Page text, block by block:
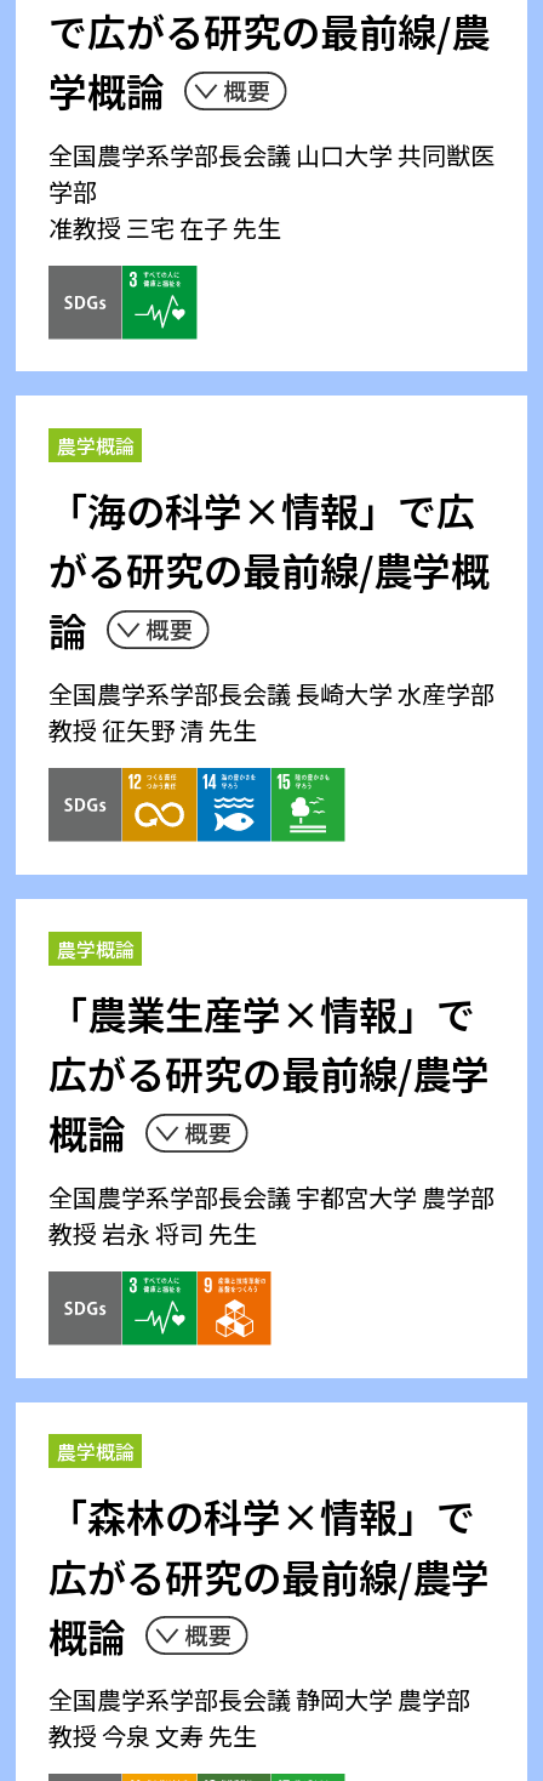
で広がる研究の最前線/農
学概論
全国農学系学部長会議 山口大学 共同獣医
学部
准教授 三宅 在子 先生
農学概論
「海の科学×情報」で広
がる研究の最前線/農学概
論
全国農学系学部長会議長崎大学 水産学部
教授 征矢野 清 先生
農学概論
「農業生産学×情報」で
広がる研究の最前線/農学
概論
全国農学系学部長会議宇都宮大学 農学部
教授 岩永 将司 先生
農学概論
「森林の科学×情報」で
広がる研究の最前線/農学
概論
全国農学系学部長会議静岡大学 農学部
教授 今泉 文寿 先生